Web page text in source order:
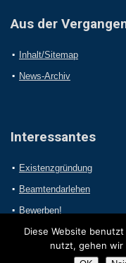
Aus der
Inhalt/Sitemap
News-Archiv
Interessantes
Existenzgründung
Beamtendarlehen
Bewerben!
Diese Website
nutzt, gehen wir